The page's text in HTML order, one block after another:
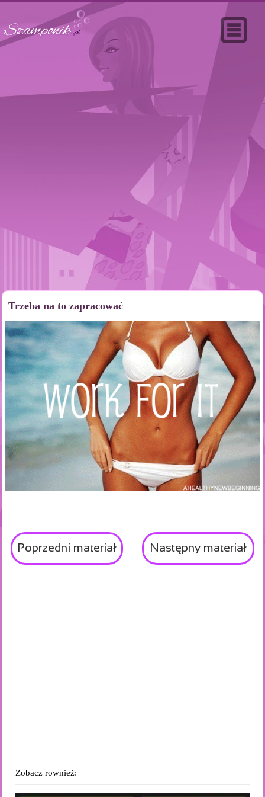
Trzeba na to zapracować
Poprzedni materiał Następny materiał
Zobacz rownież: